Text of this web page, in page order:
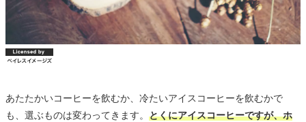
あたたかいコーヒーを飲むか、冷たいアイスコーヒーを飲むかで
も、選ぶものは変わってきます。 とくにアイスコーヒーですが、ホ